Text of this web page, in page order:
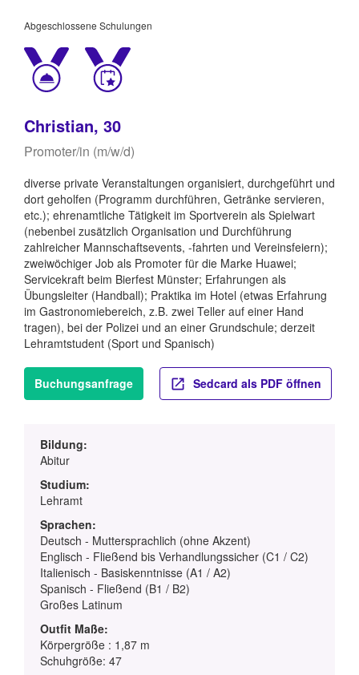
Abgeschlossene Schulungen
Christian, 30
Promoter/in (m/w/d)
diverse private Veranstaltungen organisiert, durchgeführt und
dort geholfen (Programm durchführen, Getränke servieren,
etc.); ehrenamtliche Tätigkeit im Sportverein als Spielwart
(nebenbei zusätzlich Organisation und Durchführung
zahlreicher Mannschaftsevents, -fahrten und Vereinsfeiern);
zweiwöchiger Job als Promoter für die Marke Huawei;
Servicekraft beim Bierfest Münster; Erfahrungen als
Übungsleiter (Handball); Praktika im Hotel (etwas Erfahrung
im Gastronomiebereich, z.B. zwei Teller auf einer Hand
tragen), bei der Polizei und an einer Grundschule; derzeit
Lehramtstudent (Sport und Spanisch)
Buchungsanfrage Sedcard als PDF öffnen
Bildung:
Abitur
Studium:
Lehramt
Sprachen:
Deutsch - Muttersprachlich (ohne Akzent)
Englisch - Fließend bis Verhandlungssicher (C1 / C2)
Italienisch - Basiskenntnisse (A1 / A2)
Spanisch - Fließend (B1 / B2)
Großes Latinum
Outfit Maße:
Körpergröße : 1,87 m
Schuhgröße: 47